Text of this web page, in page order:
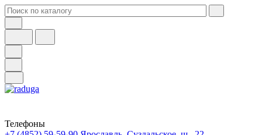
Телефоны